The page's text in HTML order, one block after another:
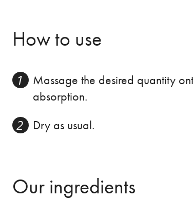
How to use
Massage the desired quantity
absorption.
Dry as usual.
Our ingredients